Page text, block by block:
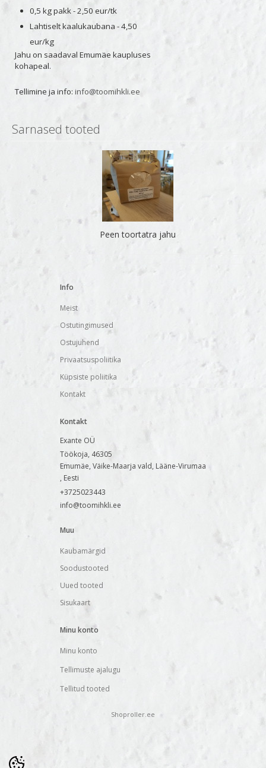
0,5 kg pakk - 2,50 eur/tk
Lahtiselt kaalukaubana - 4,50
eur/kg
Jahu on saadaval Emumäe kaupluses
kohapeal.
Tellimine ja info: info@toomihkli.ee
Sarnased tooted
Peen toortatra jahu
Info
Meist
Ostutingimused
Ostujuhend
Privaatsuspoliitika
Küpsiste poliitika
Kontakt
Kontakt
Exante OÜ
Töökoja, 46305
Emumäe, Väike-Maarja vald, Lääne-Virumaa
, Eesti
+3725023443
info@toomihkli.ee
Muu
Kaubamärgid
Soodustooted
Uued tooted
Sisukaart
Minu konto
Minu konto
Tellimuste ajalugu
Tellitud tooted
Shoproller.ee